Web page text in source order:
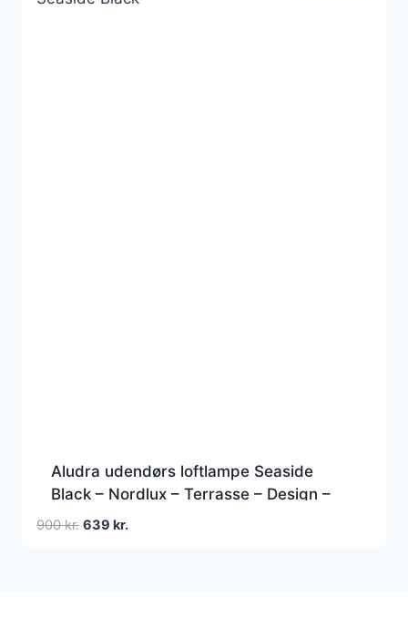
Aludra udendørs loftlampe Seaside
Black – Nordlux – Terrasse – Design –
Aluminium – Rund
900kr. Den
639 kr.Den